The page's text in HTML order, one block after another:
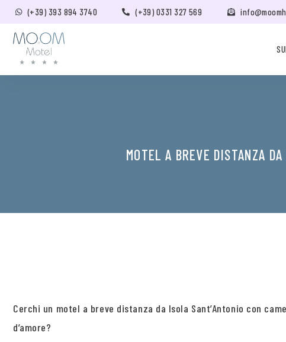
(+39) 393 894 3740 (+39) 0331 327 569
MOTEL A BREVE DISTANZA
Cerchi un motel a breve distanza da Isola Sant’Antonio con
d’amore?